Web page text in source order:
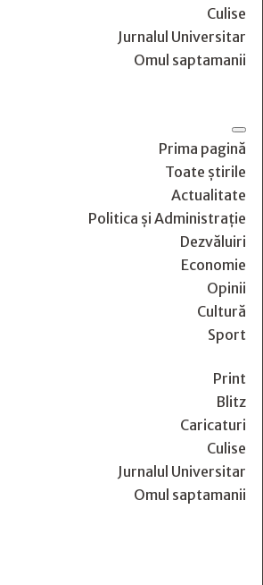
Culise
Jurnalul Universitar
Omul saptamanii
Prima pagină
Toate știrile
Actualitate
Politica și Administrație
Dezvăluiri
Economie
Opinii
Cultură
Sport
Print
Blitz
Caricaturi
Culise
Jurnalul Universitar
Omul saptamanii